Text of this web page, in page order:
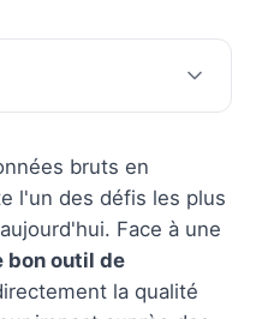
visualisation de
des outils
besoins
bruts en
l'un des défis les plus
Face à une
bon outil de
la qualité